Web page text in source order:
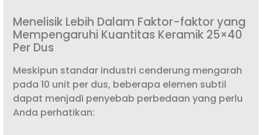
Menelisik Lebih Dalam Faktor-faktor yang
Mempengaruhi Kuantitas Keramik 25×40
Per Dus
Meskipun standar industri cenderung mengarah
pada 10 unit per dus, beberapa elemen subtil
dapat menjadi penyebab perbedaan yang perlu
Anda perhatikan: